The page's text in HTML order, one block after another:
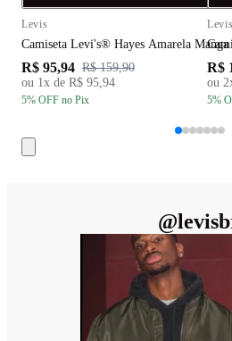
Levis
Camiseta Levi's® Hayes Amarela Manga
R$ 95,94 R$ 159,90
ou 1x de R$ 95,94
5% OFF no Pix
Levis
R$
ou 2
5%
@